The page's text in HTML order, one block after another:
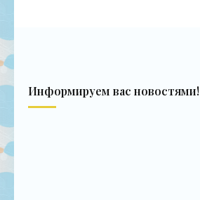
Информируем вас новостями!